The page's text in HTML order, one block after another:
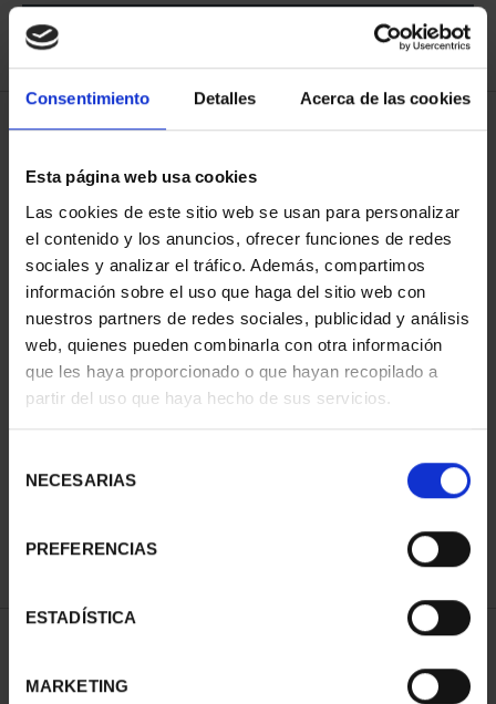
Consentimiento Detalles Acerca de las cookies
Esta página web usa cookies
Las cookies de este sitio web se usan para personalizar
el contenido y los anuncios, ofrecer funciones de redes
sociales y analizar el tráfico. Además, compartimos
información sobre el uso que haga del sitio web con
nuestros partners de redes sociales, publicidad y análisis
web, quienes pueden combinarla con otra información
que les haya proporcionado o que hayan recopilado a
partir del uso que haya hecho de sus servicios.
NECESARIAS
PREFERENCIAS
ESTADÍSTICA
MARKETING
1 Productos encontrados
73,00 €